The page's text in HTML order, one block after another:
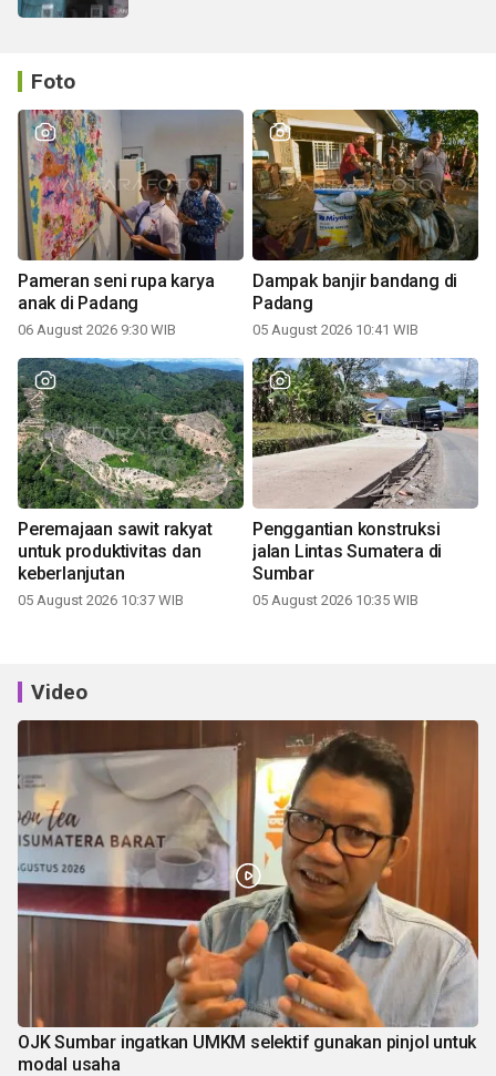
Foto
Pameran seni rupa karya
anak di Padang
06 August 2026 9:30 WIB
Dampak banjir bandang di
Padang
05 August 2026 10:41 WIB
Peremajaan sawit rakyat
untuk produktivitas dan
keberlanjutan
05 August 2026 10:37 WIB
Penggantian konstruksi
jalan Lintas Sumatera di
Sumbar
05 August 2026 10:35 WIB
Video
OJK Sumbar ingatkan UMKM selektif gunakan pinjol untuk
modal usaha